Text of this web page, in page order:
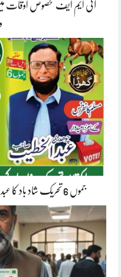
آئی ایم ایف مخصوص اوقات
جموں 6 تحریک شاد باد کا عبدالخطیب چودھری کی حمایت کا اعلان